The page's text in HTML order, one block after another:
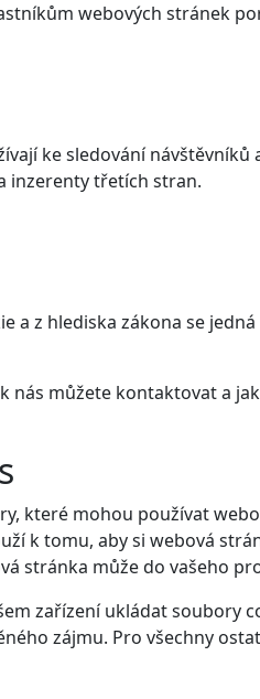
webových stránek
ke sledování
inzerenty třetích stran.
a z hlediska zákona se
nás můžete kontaktovat a
které mohou používat
k tomu, aby si webová
stránka může do vašeho
zařízení ukládat soubory
zájmu. Pro všechny